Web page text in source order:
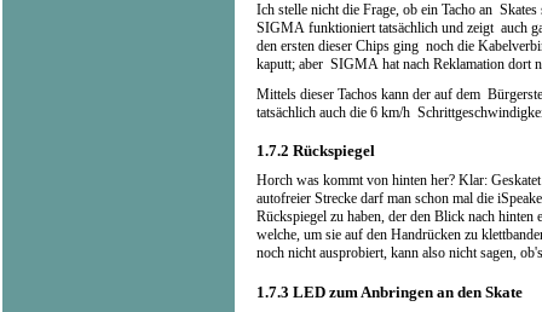
Ich stelle nicht die Frage, ob ein Tacho an
SIGMA funktioniert tatsächlich und zeigt auch
den ersten dieser Chips ging noch die
kaputt; aber SIGMA hat nach Reklamation dort
Mittels dieser Tachos kann der auf dem
tatsächlich auch die 6 km/h
1.7.2 Rückspiegel
Horch was kommt von hinten her? Klar:
autofreier Strecke darf man schon mal die
Rückspiegel zu haben, der den Blick nach
welche, um sie auf den Handrücken zu
noch nicht ausprobiert, kann also nicht sagen,
1.7.3 LED zum Anbringen an den Skate